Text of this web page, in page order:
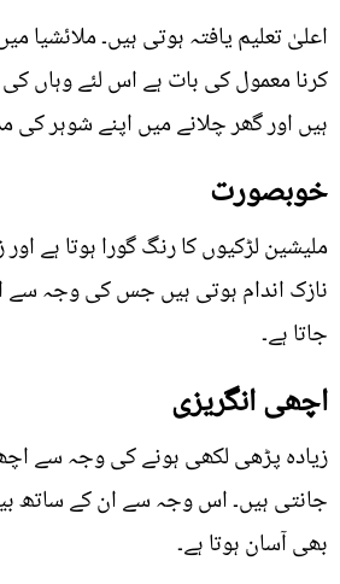
اعلیٰ تعلیم یافتہ ہوتی ہیں۔ ملائشیا
کرنا معمول کی بات ہے اس لئے وہاں
ہیں اور گھر چلانے میں اپنے شوہر کی
خوبصورت
ملیشین لڑکیوں کا رنگ گورا ہوتا ہے اور
نازک اندام ہوتی ہیں جس کی وجہ سے
جاتا ہے۔
اچھی انگریزی
زیادہ پڑھی لکھی ہونے کی وجہ سے
جانتی ہیں۔ اس وجہ سے ان کے ساتھ
بھی آسان ہوتا ہے۔